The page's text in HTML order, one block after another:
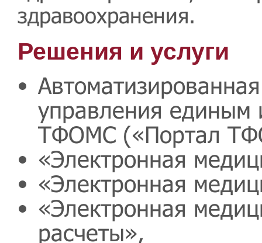
здравоохранения.
Решения и услуги
управления
ТФОМС («Портал
«Электронная
«Электронная
«Электронная
расчеты»,